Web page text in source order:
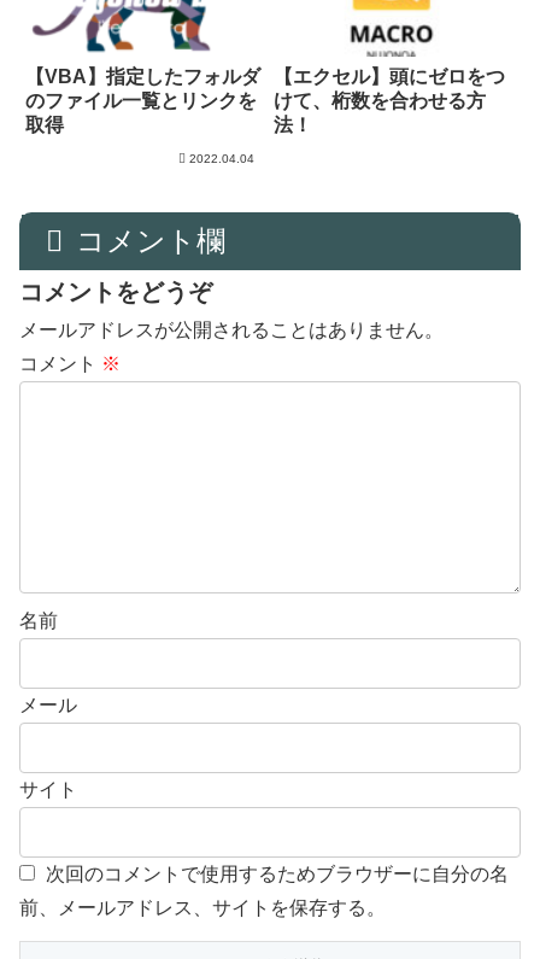
【VBA】指定したフォルダ
のファイル一覧とリンクを
取得
2022.04.04
【エクセル】頭にゼロをつ
けて、桁数を合わせる方
法！
コメント欄
コメントをどうぞ
メールアドレスが公開されることはありません。
コメント ※
名前
メール
サイト
次回のコメントで使用するためブラウザーに自分の名
前、メールアドレス、サイトを保存する。